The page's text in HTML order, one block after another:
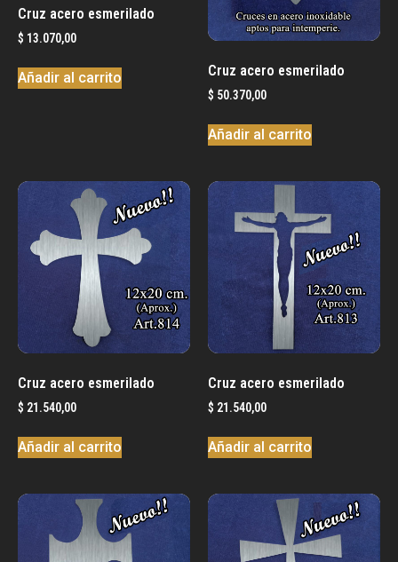
Cruz acero esmerilado
$ 13.070,00
Añadir al carrito Cruz acero esmerilado
$ 50.370,00
Añadir al carrito
Cruz acero esmerilado
$ 21.540,00
Añadir al carrito
Cruz acero esmerilado
$ 21.540,00
Añadir al carrito